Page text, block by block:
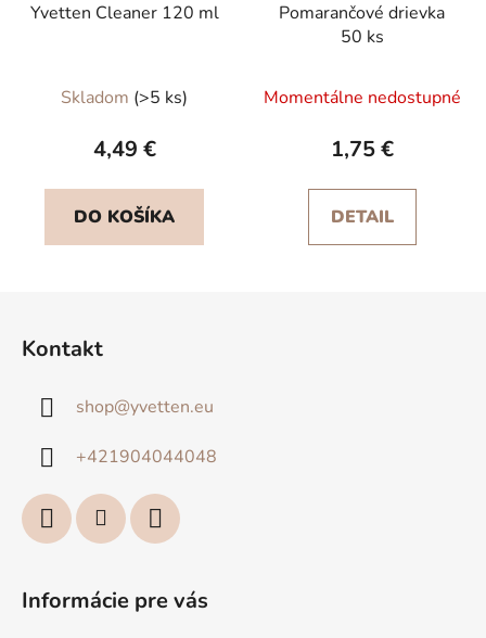
Yvetten Cleaner 120 ml
Skladom (>5 ks)
4,49 €
DO KOŠÍKA
Pomarančové drievka
50 ks
Momentálne nedostupné
1,75 €
DETAIL
Kontakt
shop@yvetten.eu
+421904044048
Informácie pre vás